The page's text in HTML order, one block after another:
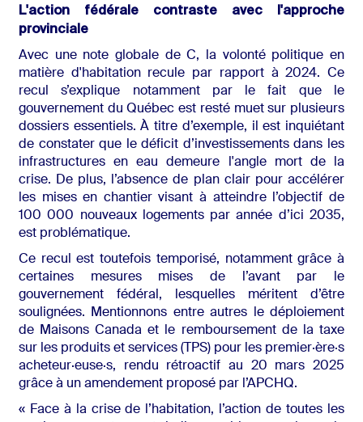
L'action fédérale contraste avec l'approche
provinciale
Avec une note globale de C, la volonté politique en
matière d'habitation recule par rapport à 2024. Ce
recul s’explique notamment par le fait que le
gouvernement du Québec est resté muet sur plusieurs
dossiers essentiels. À titre d’exemple, il est inquiétant
de constater que le déficit d’investissements dans les
infrastructures en eau demeure l'angle mort de la
crise. De plus, l’absence de plan clair pour accélérer
les mises en chantier visant à atteindre l’objectif de
100 000 nouveaux logements par année d’ici 2035,
est problématique.
Ce recul est toutefois temporisé, notamment grâce à
certaines mesures mises de l’avant par le
gouvernement fédéral, lesquelles méritent d’être
soulignées. Mentionnons entre autres le déploiement
de Maisons Canada et le remboursement de la taxe
sur les produits et services (TPS) pour les premier·ère·s
acheteur·euse·s, rendu rétroactif au 20 mars 2025
grâce à un amendement proposé par l’APCHQ.
« Face à la crise de l’habitation, l’action de toutes les